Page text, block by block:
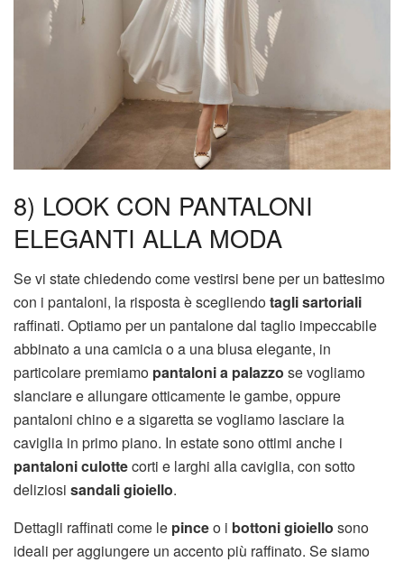
8) LOOK CON PANTALONI
ELEGANTI ALLA MODA
Se vi state chiedendo come vestirsi bene per un battesimo
con i pantaloni, la risposta è scegliendotagli sartoriali
raffinati. Optiamo per un pantalone dal taglio impeccabile
abbinato a una camicia o a una blusa elegante, in
particolare premiamo pantaloni a palazzo se vogliamo
slanciare e allungare otticamente le gambe, oppure
pantaloni chino e a sigaretta se vogliamo lasciare la
caviglia in primo piano. In estate sono ottimi anche i
pantaloni culottecorti e larghi alla caviglia, con sotto
deliziosi sandali gioiello.
Dettagli raffinati come le pinceo i bottoni gioiello sono
ideali per aggiungere un accento più raffinato. Se siamo